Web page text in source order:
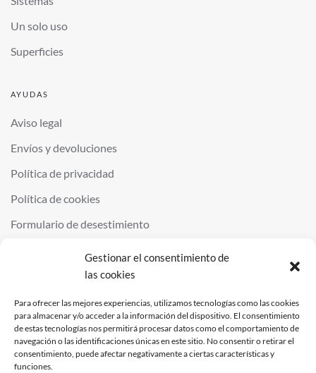
Gestionar el consentimiento de
las cookies
Para ofrecer las mejores experiencias, utilizamos tecnologías como las cookies
para almacenar y/o acceder a la información del dispositivo. El consentimiento
de estas tecnologías nos permitirá procesar datos como el comportamiento de
navegación o las identificaciones únicas en este sitio. No consentir o retirar el
consentimiento, puede afectar negativamente a ciertas características y
funciones.
Un solo uso
Superficies
AYUDAS
Aviso legal
Envíos y devoluciones
Política de privacidad
Política de cookies
Formulario de desestimiento
QUIMINOR SL. ALL RIGHTS RESERVED.